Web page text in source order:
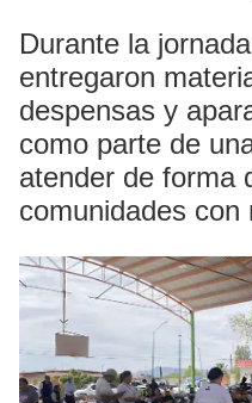
Durante la
entregaron
despensas y
como parte de
atender de forma
comunidades con